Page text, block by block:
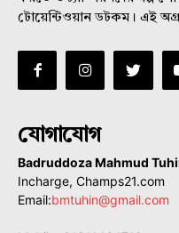
টোয়েন্টিওয়ান ডটকম। এই
যোগাযোগ
Badruddoza Mahmud
Incharge, Champs21.com
Email:bmtuhin@gmail.com